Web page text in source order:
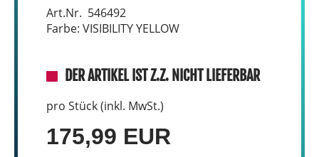
Art.Nr. 546492
Farbe: VISIBILITY YELLOW
DER ARTIKEL IST Z.Z. NICHT LIEFERBAR
pro Stück (inkl. MwSt.)
175,99 EUR